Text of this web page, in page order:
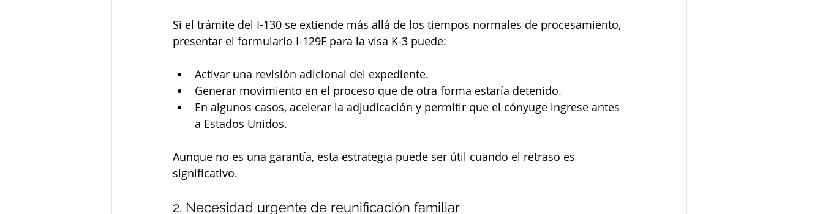
Si el trámite del I-130 se extiende más allá de los tiempos normales de procesamiento,
presentar el formulario I-129F para la visa K-3 puede:
Activar una revisión adicional del expediente.
Generar movimiento en el proceso que de otra forma estaría detenido.
En algunos casos, acelerar la adjudicación y permitir que el cónyuge ingrese antes
a Estados Unidos.
Aunque no es una garantía, esta estrategia puede ser útil cuando el retraso es
significativo.
2. Necesidad urgente de reunificación familiar